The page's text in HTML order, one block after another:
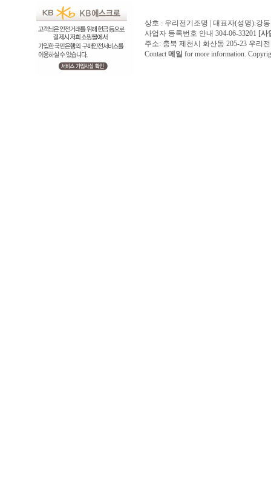
상호 : 우리전기조명 | 대표자(성명):강
사업자 등록번호 안내 304-06-33201 [사
주소: 충북 제천시 화산동 205-23 우리
Contact 메일 for more information.